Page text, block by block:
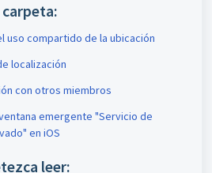
uso compartido de la ubicación
localización
con otros miembros
emergente "Servicio de
en iOS
leer: